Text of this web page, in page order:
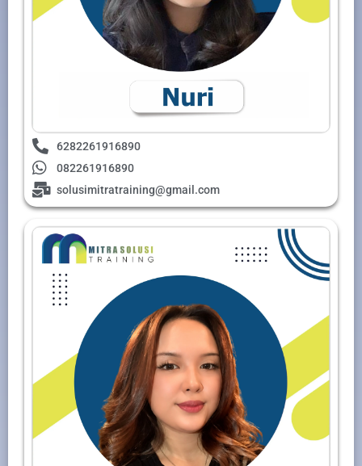
6282261916890
082261916890
solusimitratraining@gmail.com